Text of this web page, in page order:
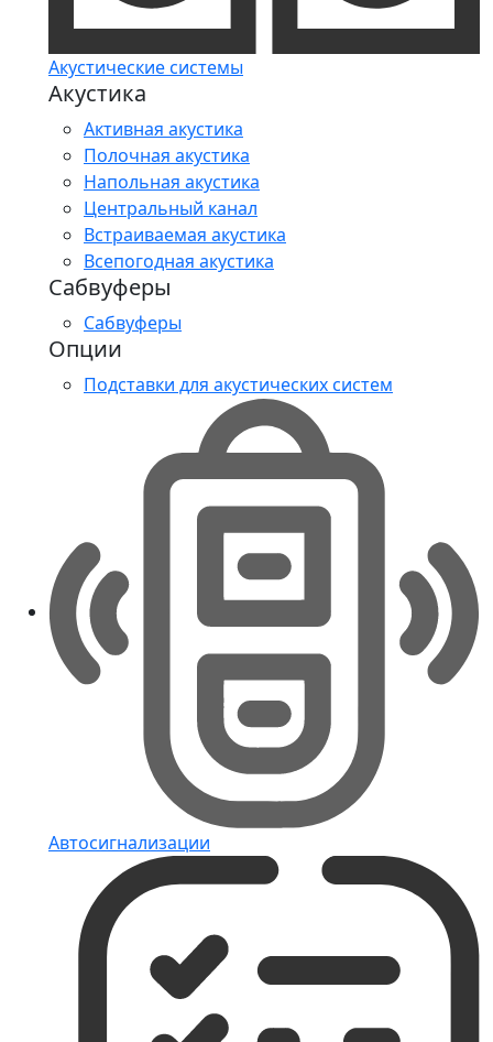
Акустические системы
Акустика
Активная акустика
Полочная акустика
Напольная акустика
Центральный канал
Встраиваемая акустика
Всепогодная акустика
Сабвуферы
Сабвуферы
Опции
Подставки для акустических систем
Автосигнализации